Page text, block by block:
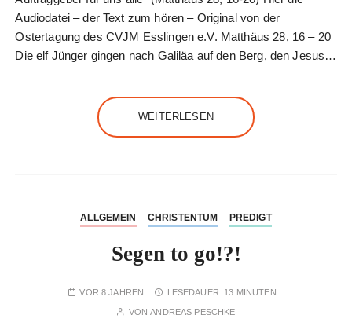
Audiodatei – der Text zum hören – Original von der
Ostertagung des CVJM Esslingen e.V. Matthäus 28, 16 – 20
Die elf Jünger gingen nach Galiläa auf den Berg, den Jesus…
WEITERLESEN
ALLGEMEIN CHRISTENTUM PREDIGT
Segen to go!?!
VOR 8 JAHREN LESEDAUER: 13 MINUTEN
VONANDREAS PESCHKE